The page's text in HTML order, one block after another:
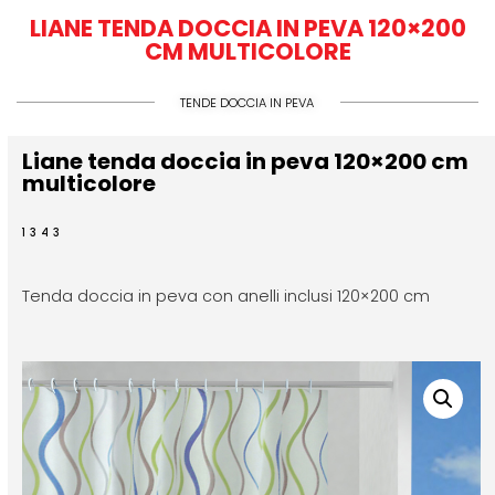
LIANE TENDA DOCCIA IN PEVA 120×200
CM MULTICOLORE
TENDE DOCCIA IN PEVA
Liane tenda doccia in peva 120×200 cm
multicolore
1343
Tenda doccia in peva con anelli inclusi 120×200 cm